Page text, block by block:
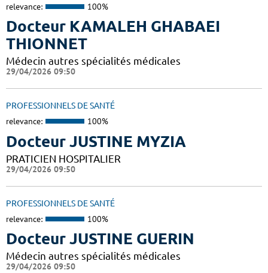
relevance: 100%
Docteur KAMALEH GHABAEI
THIONNET
Médecin autres spécialités médicales
29/04/2026 09:50
PROFESSIONNELS DE SANTÉ
relevance: 100%
Docteur JUSTINE MYZIA
PRATICIEN HOSPITALIER
29/04/2026 09:50
PROFESSIONNELS DE SANTÉ
relevance: 100%
Docteur JUSTINE GUERIN
Médecin autres spécialités médicales
29/04/2026 09:50